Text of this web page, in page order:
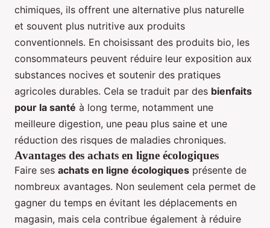
chimiques, ils offrent une alternative plus naturelle
et souvent plus nutritive aux produits
conventionnels. En choisissant des produits bio, les
consommateurs peuvent réduire leur exposition aux
substances nocives et soutenir des pratiques
agricoles durables. Cela se traduit par des bienfaits
pour la santé à long terme, notamment une
meilleure digestion, une peau plus saine et une
réduction des risques de maladies chroniques.
Avantages des achats en ligne écologiques
Faire ses achats en ligne écologiques présente de
nombreux avantages. Non seulement cela permet de
gagner du temps en évitant les déplacements en
magasin, mais cela contribue également à réduire